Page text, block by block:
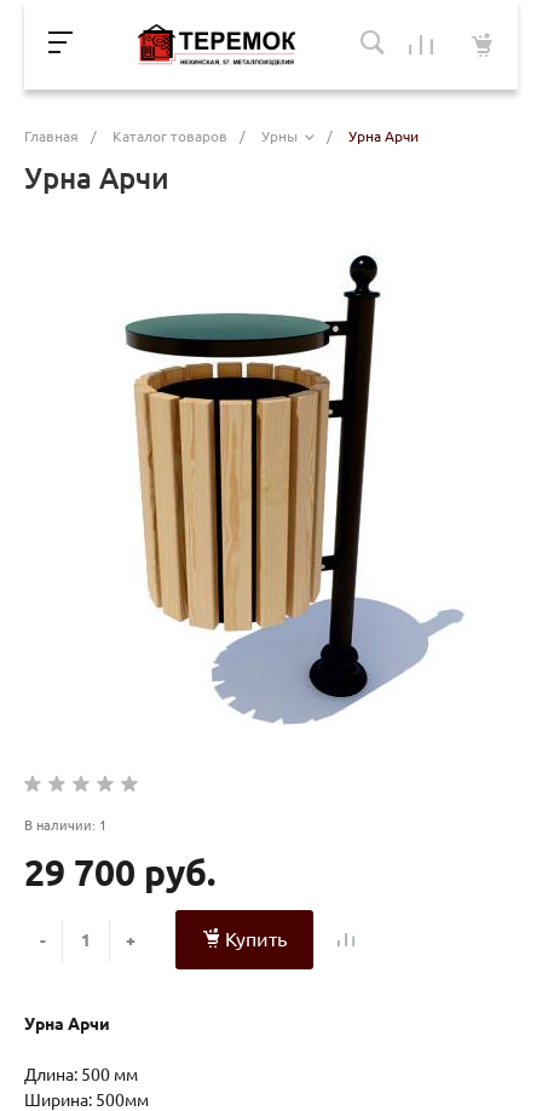
Главная / Каталог товаров / Урны / Урна Арчи
Урна Арчи
В наличии: 1
29 700 руб.
- + Купить
Урна Арчи
Длина: 500 мм
Ширина: 500мм